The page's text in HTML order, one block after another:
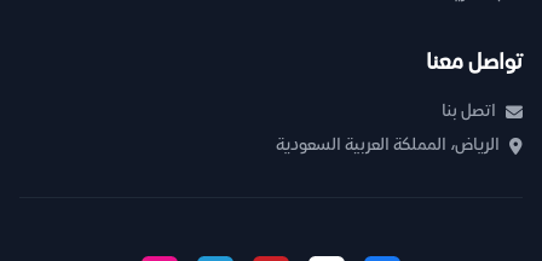
تواصل معنا
اتصل بنا
الرياض، المملكة العربية السعودية